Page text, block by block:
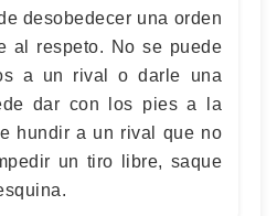
desobedecer una orden
al respeto. No se puede
a un rival o darle una
dar con los pies a la
hundir a un rival que no
un tiro libre, saque